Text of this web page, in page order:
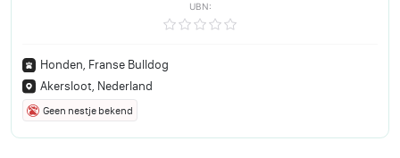
UBN:
Honden, Franse Bulldog
Akersloot, Nederland
Geen nestje bekend